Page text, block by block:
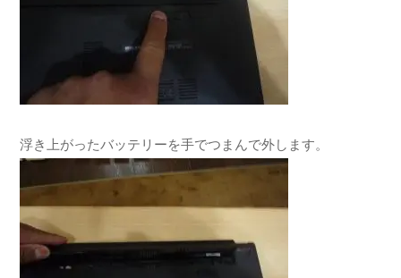
浮き上がったバッテリーを手でつまんで外します。